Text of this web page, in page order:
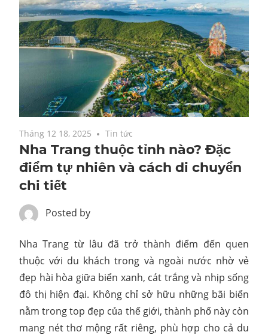
Tháng 12 18, 2025 Tin tức
Nha Trang thuộc tỉnh nào? Đặc
điểm tự nhiên và cách di chuyển
chi tiết
Posted by
Nha Trang từ lâu đã trở thành điểm đến quen
thuộc với du khách trong và ngoài nước nhờ vẻ
đẹp hài hòa giữa biển xanh, cát trắng và nhịp sống
đô thị hiện đại. Không chỉ sở hữu những bãi biển
nằm trong top đẹp của thế giới, thành phố này còn
mang nét thơ mộng rất riêng, phù hợp cho cả du